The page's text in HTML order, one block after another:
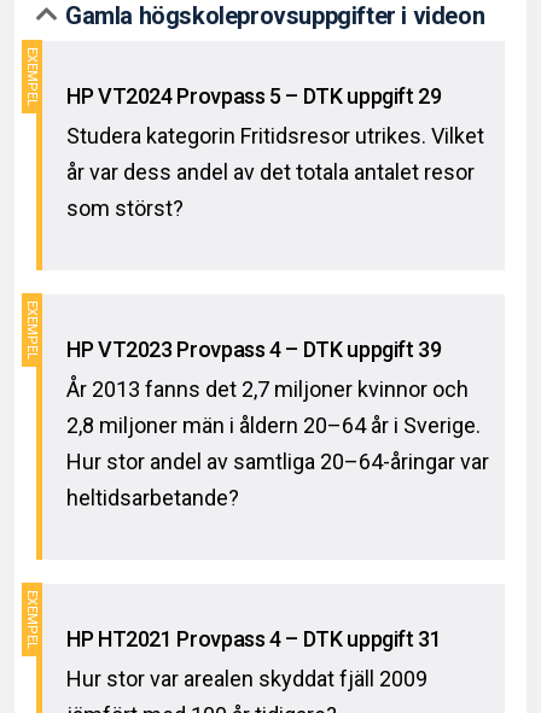
Gamla högskoleprovsuppgifter i videon
HP VT2024 Provpass 5 – DTK uppgift 29
Studera kategorin Fritidsresor utrikes. Vilket
år var dess andel av det totala antalet resor
som störst?
HP VT2023 Provpass 4 – DTK uppgift 39
År 2013 fanns det 2,7 miljoner kvinnor och
2,8 miljoner män i åldern 20–64 år i Sverige.
Hur stor andel av samtliga 20–64-åringar var
heltidsarbetande?
HP HT2021 Provpass 4 – DTK uppgift 31
Hur stor var arealen skyddat fjäll 2009